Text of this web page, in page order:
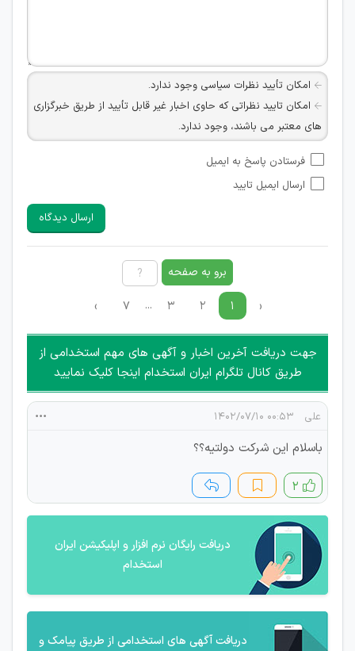
امکان تأیید نظرات سیاسی وجود ندارد.
امکان تایید نظراتی که حاوی اخبار غیر قابل تأیید از طریق خبرگزاری
های معتبر می باشند، وجود ندارد.
شبکه های مجازی ارتباطی می باشند وجود ندارد.
امکان تأیید نظرات کاربرانی که به هر طریقی قصد مأیوس کردن
هرگونه تحریک، تحقیر و کنایه به سایر افراد (مسئول و غیر مسئول)
غیر مجاز می باشد.
امکان هماهنگی برای هرگونه ملاقات حضوری چه به صورت دسته
جمعی و چه فردی توسط کاربران سایت وجود ندارد.
فرستادن پاسخ به ایمیل
ارسال ایمیل تایید
ارسال دیدگاه
برو به صفحه
‹ ۱ ۲ ۳ ... ۷ ›
جهت دریافت آخرین اخبار و آگهی های مهم استخدامی از
طریق کانال تلگرام ایران استخدام اینجا کلیک نمایید
علی ۰۰:۵۳ ۱۴۰۲/۰۷/۱۰
باسلام این شرکت دولتیه؟؟
۲
دریافت رایگان نرم افزار و اپلیکیشن ایران
استخدام
دریافت آگهی های استخدامی از طریق پیامک و